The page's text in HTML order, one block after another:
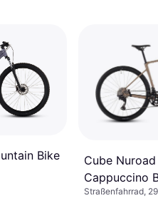
Bike
Cube Nuroad
Cappuccino
Straßenfahrrad,